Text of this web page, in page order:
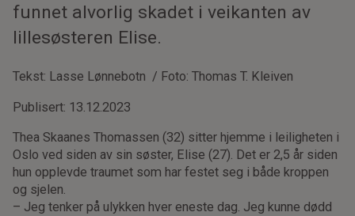
funnet alvorlig skadet i veikanten av
lillesøsteren Elise.
Tekst: Lasse Lønnebotn / Foto: Thomas T. Kleiven
Publisert: 13.12.2023
Thea Skaanes Thomassen (32) sitter hjemme i leiligheten i
Oslo ved siden av sin søster, Elise (27). Det er 2,5 år siden
hun opplevde traumet som har festet seg i både kroppen
og sjelen.
– Jeg tenker på ulykken hver eneste dag. Jeg kunne dødd